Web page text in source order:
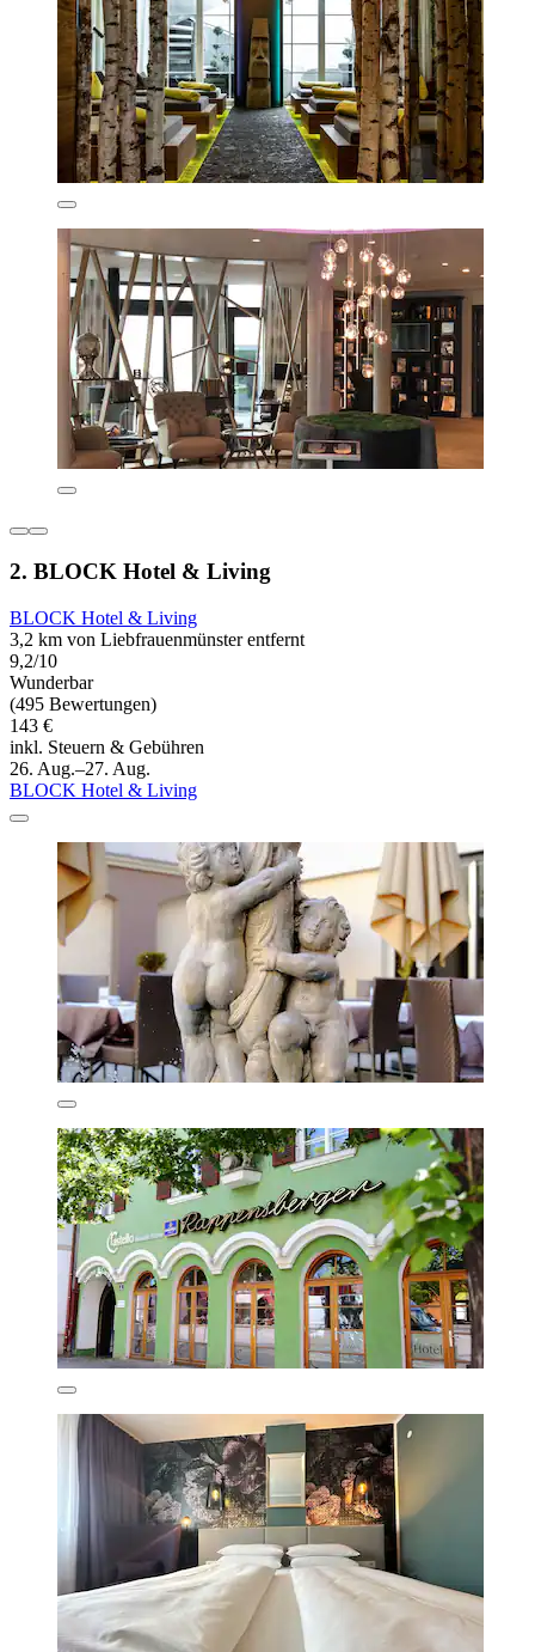
2. BLOCK Hotel & Living
BLOCK Hotel & Living
3,2 km von Liebfrauenmünster entfernt
9,2/10
Wunderbar
(495 Bewertungen)
143 €
inkl. Steuern & Gebühren
26. Aug.–27. Aug.
BLOCK Hotel & Living